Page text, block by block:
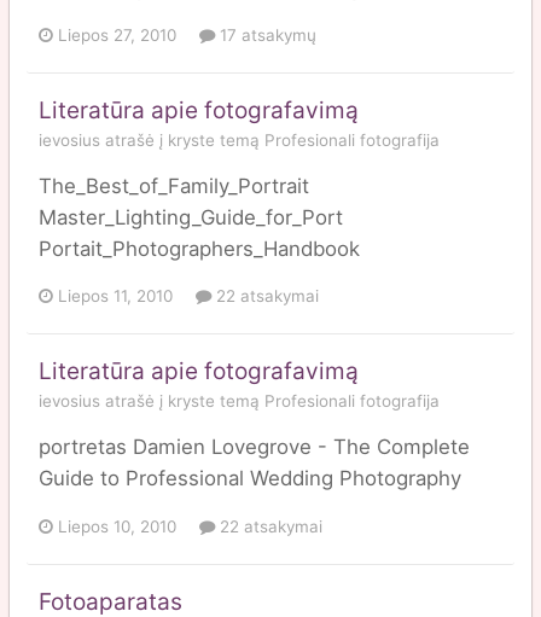
Liepos 27, 2010 17 atsakymų
Literatūra apie fotografavimą
ievosius atrašė į kryste temą Profesionali fotografija
The_Best_of_Family_Portrait
Master_Lighting_Guide_for_Port
Portait_Photographers_Handbook
Liepos 11, 2010 22 atsakymai
Literatūra apie fotografavimą
ievosius atrašė į kryste temą Profesionali fotografija
portretas Damien Lovegrove - The Complete
Guide to Professional Wedding Photography
Liepos 10, 2010 22 atsakymai
Fotoaparatas